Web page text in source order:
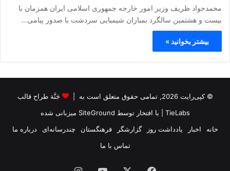
محمدجواد ظریف وزیر امور خارجه جمهوری اسلامی ایران همزمان با
بیست و هشتمین سالگرد بمباران شیمیایی سردشت با صدور پیامی…
بیشتر بخوانید »
© کپی‌رایت 2026, تمامی حقوق متعلق است به |
جَنَّة طراح قالب
TieLabs | با افتخار توسط SiteGround میزبانی شده
خانه
اخبار یادداشت روز گزارشگر فرهنگستان چندرسانه‌ای
درباره ما
تماس با ما